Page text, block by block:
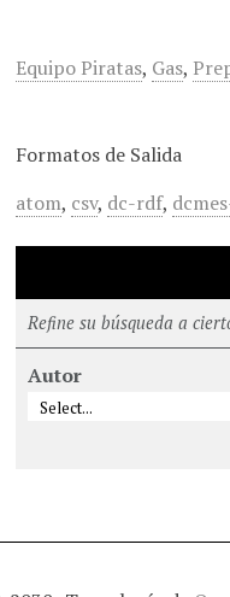
Equipo Piratas, Gas,
Formatos de Salida
atom, csv, dc-rdf,
Refine su búsqueda a
Autor